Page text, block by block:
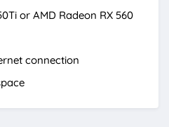
or AMD Radeon RX 560
connection